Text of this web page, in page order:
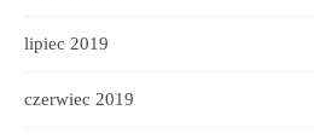
lipiec 2019
czerwiec 2019